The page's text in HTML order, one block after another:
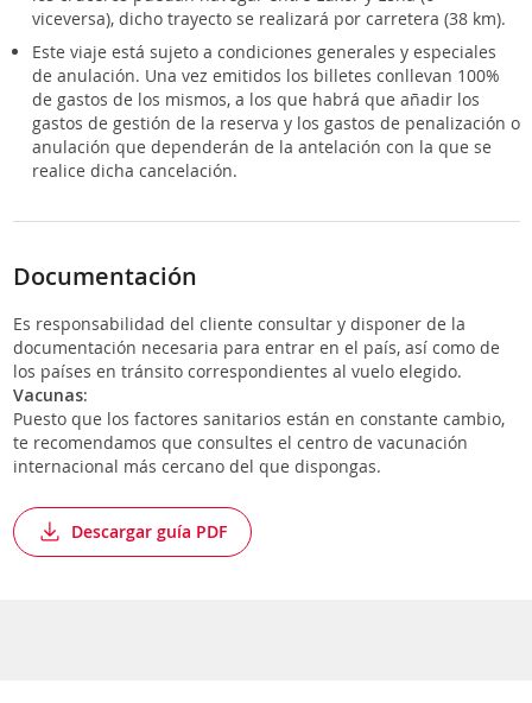
viceversa), dicho trayecto se realizará por carretera (38 km).
Este viaje está sujeto a condiciones generales y especiales
de anulación. Una vez emitidos los billetes conllevan 100%
de gastos de los mismos, a los que habrá que añadir los
gastos de gestión de la reserva y los gastos de penalización o
anulación que dependerán de la antelación con la que se
realice dicha cancelación.
Documentación
Es responsabilidad del cliente consultar y disponer de la
documentación necesaria para entrar en el país, así como de
los países en tránsito correspondientes al vuelo elegido.
Vacunas:
Puesto que los factores sanitarios están en constante cambio,
te recomendamos que consultes el centro de vacunación
internacional más cercano del que dispongas.
Descargar guía PDF